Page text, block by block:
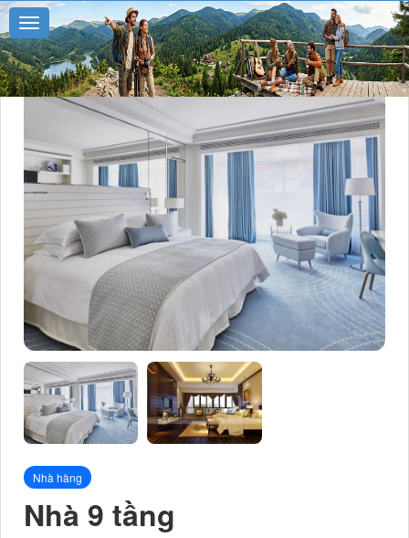
Nhà hàng
Nhà 9 tầng